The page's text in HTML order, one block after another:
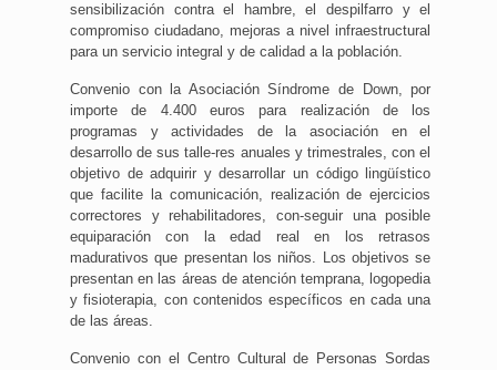
sensibilización contra el hambre, el despilfarro y el
compromiso ciudadano, mejoras a nivel infraestructural
para un servicio integral y de calidad a la población.
Convenio con la Asociación Síndrome de Down, por
importe de 4.400 euros para realización de los
programas y actividades de la asociación en el
desarrollo de sus talle-res anuales y trimestrales, con el
objetivo de adquirir y desarrollar un código lingüístico
que facilite la comunicación, realización de ejercicios
correctores y rehabilitadores, con-seguir una posible
equiparación con la edad real en los retrasos
madurativos que presentan los niños. Los objetivos se
presentan en las áreas de atención temprana, logopedia
y fisioterapia, con contenidos específicos en cada una
de las áreas.
Convenio con el Centro Cultural de Personas Sordas